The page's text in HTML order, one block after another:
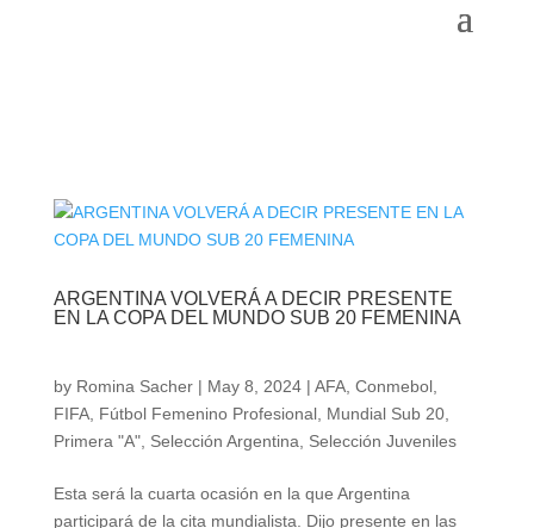
ARGENTINA VOLVERÁ A DECIR PRESENTE
EN LA COPA DEL MUNDO SUB 20 FEMENINA
by Romina Sacher| May 8, 2024| AFA, Conmebol,
FIFA, Fútbol Femenino Profesional, Mundial Sub 20,
Primera "A", Selección Argentina Selección Juveniles
Esta será la cuarta ocasión en la que Argentina
participará de la cita mundialista. Dijo presente en las